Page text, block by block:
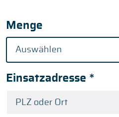
Menge
Einsatzadresse *